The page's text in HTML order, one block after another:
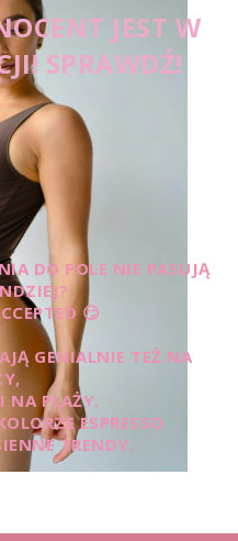
JEST W
SPRAWDŹ!
DO POLE NIE PASUJĄ
😏
GENIALNIE TEŻ NA
NA PLAŻY.
ESPRESSO
TRENDY.